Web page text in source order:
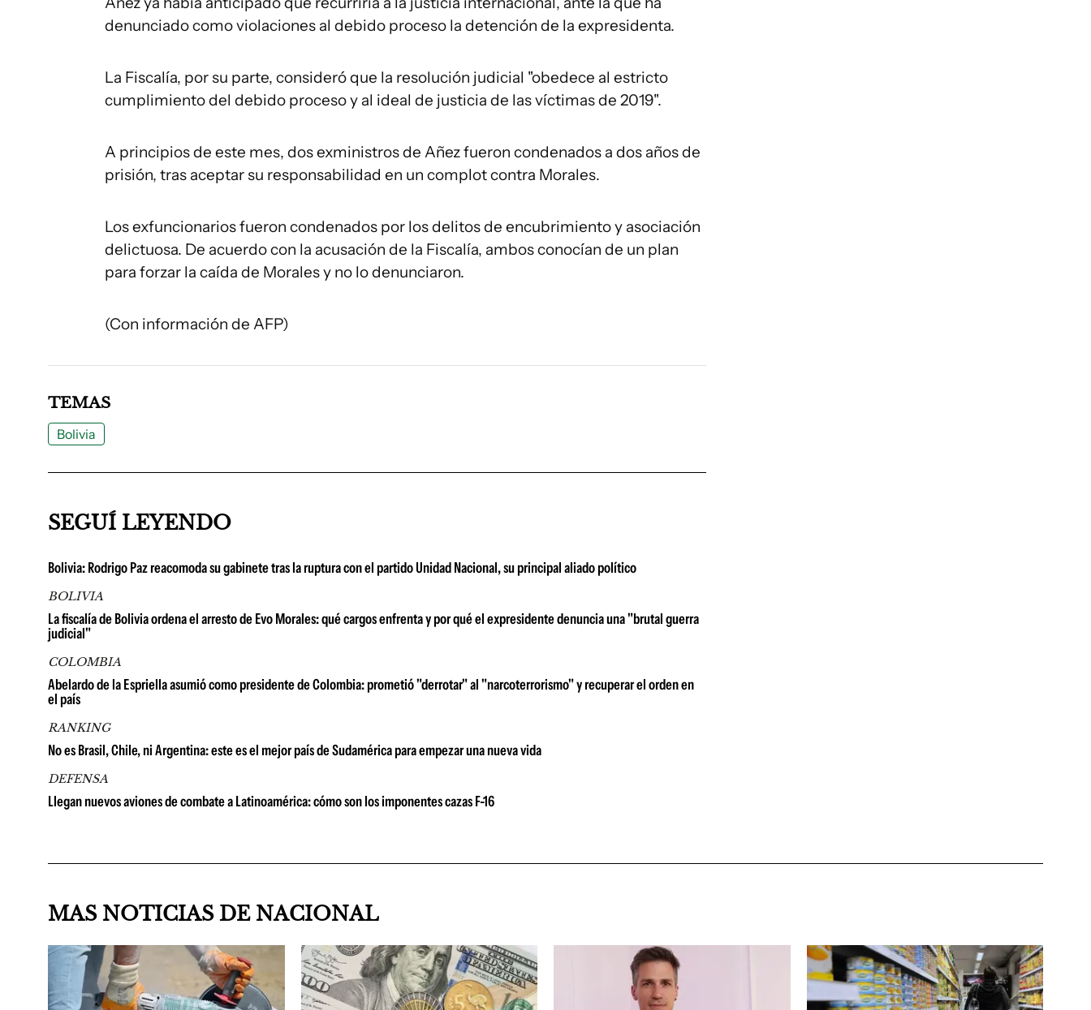
denunciado como violaciones al debido proceso la detención de la expresidenta.
La Fiscalía, por su parte, consideró que la resolución judicial "obedece al estricto
cumplimiento del debido proceso y al ideal de justicia de las víctimas de 2019".
A principios de este mes, dos exministros de Añez fueron condenados a dos años de
prisión, tras aceptar su responsabilidad en un complot contra Morales.
Los exfuncionarios fueron condenados por los delitos de encubrimiento y asociación
delictuosa. De acuerdo con la acusación de la Fiscalía, ambos conocían de un plan
para forzar la caída de Morales y no lo denunciaron.
(Con información de AFP)
TEMAS
Bolivia
SEGUÍ LEYENDO
Bolivia: Rodrigo Paz reacomoda su gabinete tras la ruptura con el partido Unidad Nacional, su principal aliado político
BOLIVIA
La fiscalía de Bolivia ordena el arresto de Evo Morales: qué cargos enfrenta y por qué el expresidente denuncia una "brutal guerra
judicial"
COLOMBIA
Abelardo de la Espriella asumió como presidente de Colombia: prometió "derrotar" al "narcoterrorismo" y recuperar el orden en
el país
RANKING
No es Brasil, Chile, ni Argentina: este es el mejor país de Sudamérica para empezar una nueva vida
DEFENSA
Llegan nuevos aviones de combate a Latinoamérica: cómo son los imponentes cazas F-16
MAS NOTICIAS DE NACIONAL